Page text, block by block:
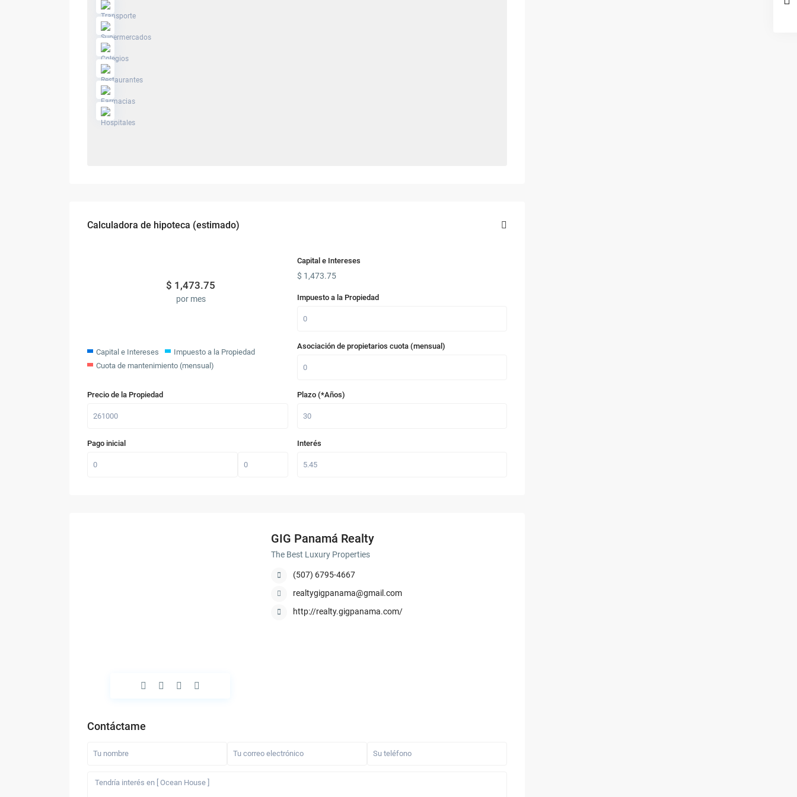
Calculadora de hipoteca (estimado)
$ 1,473.75
por mes
Capital e Intereses
Impuesto a la Propiedad
Cuota de mantenimiento (mensual)
Capital e Intereses
$ 1,473.75
Impuesto a la Propiedad
Asociación de propietarios cuota (mensual)
Precio de la Propiedad
Pago inicial
Plazo (*Años)
Interés
GIG Panamá Realty
The Best Luxury Properties
(507) 6795-4667
realtygigpanama@gmail.com
http://realty.gigpanama.com/
Contáctame